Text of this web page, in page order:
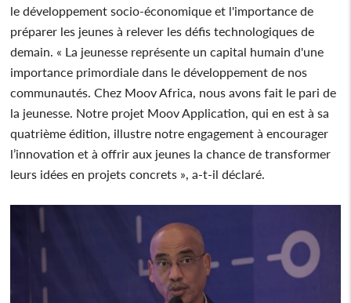
le développement socio-économique et l'importance de
préparer les jeunes à relever les défis technologiques de
demain. « La jeunesse représente un capital humain d'une
importance primordiale dans le développement de nos
communautés. Chez Moov Africa, nous avons fait le pari de
la jeunesse. Notre projet Moov Application, qui en est à sa
quatrième édition, illustre notre engagement à encourager
l’innovation et à offrir aux jeunes la chance de transformer
leurs idées en projets concrets », a-t-il déclaré.